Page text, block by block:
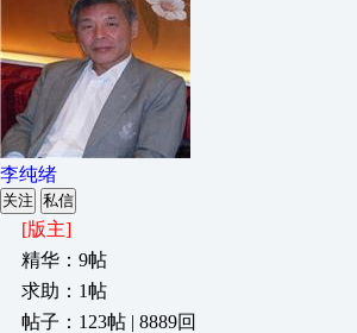
李纯绪
关注 私信
[版主]
精华：9帖
求助：1帖
帖子：123帖 | 8889回